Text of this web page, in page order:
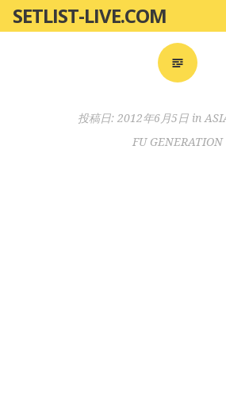
ン
SETLIST-LIVE.COM
投稿日: 2012年6月5日in
FU GENERATION